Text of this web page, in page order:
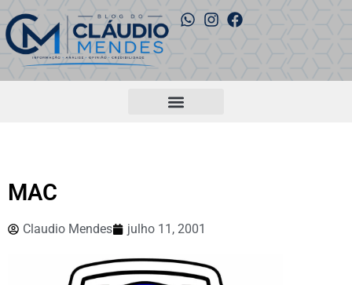
MAC
Claudio Mendes julho 11, 2001